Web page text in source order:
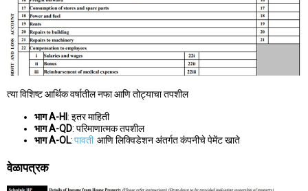
त्या विशिष्ट आर्थिक वर्षातील नफा आणि तोट्याचा तपशील
भाग A-HI : इतर माहिती
भाग A-QD: परिमाणात्मक तपशील
भाग A-OL:पावती आणि लिक्विडेशन अंतर्गत कंपनीचे पेमेंट खाते
वेळापत्रक